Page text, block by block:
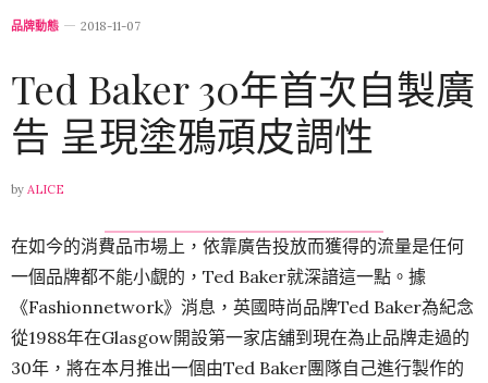
品牌動態 2018-11-07
Ted Baker 30年首次自製廣
告 呈現塗鴉頑皮調性
by ALICE
在如今的消費品市場上，依靠廣告投放而獲得的流量是任何
一個品牌都不能小覷的，Ted Baker就深諳這一點。據
《Fashionnetwork》消息，英國時尚品牌Ted Baker為紀念
從1988年在Glasgow開設第一家店舖到現在為止品牌走過的
30年，將在本月推出一個由Ted Baker團隊自己進行製作的